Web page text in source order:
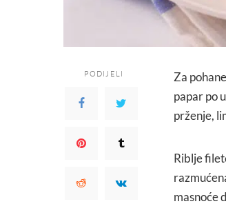
PODIJELI
Za
papar po
prženje,
Riblje
masnoće